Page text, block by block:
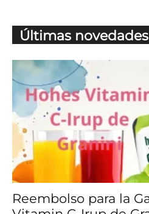
Últimas novedades
Reembolso para la